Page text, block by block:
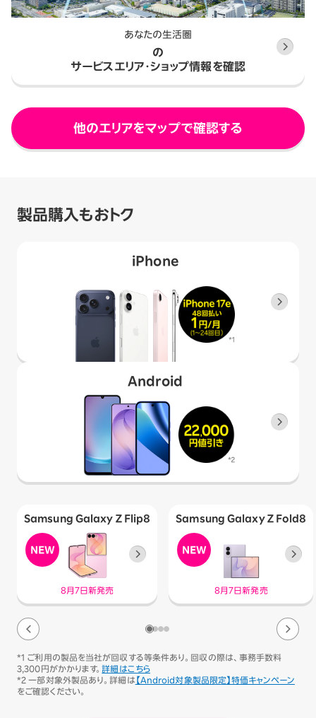
あなたの生活圏
の
サービスエリア・ショップ情報を確認
他のエリアをマップで確認する
製品購入もおトク
iPhone
Android
Samsung Galaxy Z Flip8
8月7日新発売
Samsung Galaxy Z Fold8
8月7日新発売
*1 ご利用の製品を当社が回収する等条件あり。回収の際は、事務手数料
3,300円がかかります。詳細はこちら
*2 一部対象外製品あり。詳細は 【Android対象製品限定】特価キャンペーン
をご確認ください。